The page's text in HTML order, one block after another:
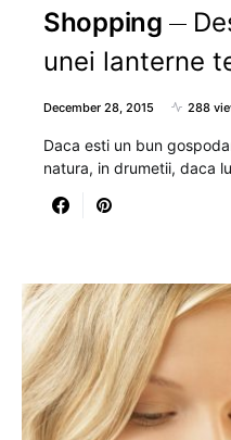
Shopping
unei lanterne
December 28, 2015 288
Daca esti un bun
natura, in drumetii, daca